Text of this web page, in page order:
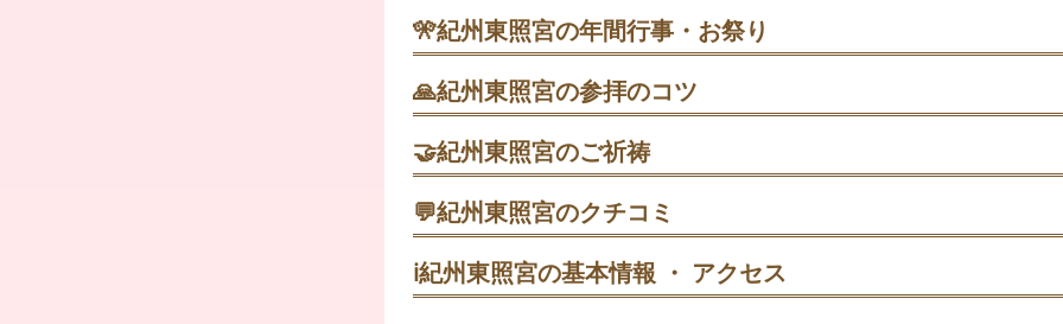
彩から「関西の日光」「紀州の日光」とも称されています。
🎌紀州東照宮の年間行事・お祭り
す。
・ 1月2日 交通安全祈願祭｜交通安全と厄除けを同時に祈る祭典。新年の安全を
いています。
・ 1月3日 元始祭｜新年3日に執り行われる祝祭。本殿での神事に心静かに向き
す。
🙏紀州東照宮の参拝のコツ
拝殿から戻る途中で楼門の外へ出て、階段上の安全な位置に立ち止まり、振り返
める。
🤝紀州東照宮のご祈祷
学業成就・合格祈願。事前予約のうえ受付9:00〜16:30、所要は約30分、平服で
祈願のほか、楓の木前で祈ることにも対応しています（初穂料8,000円）。
交通安全祈願
💬紀州東照宮のクチコミ
ℹ️紀州東照宮の基本情報 ・ アクセス